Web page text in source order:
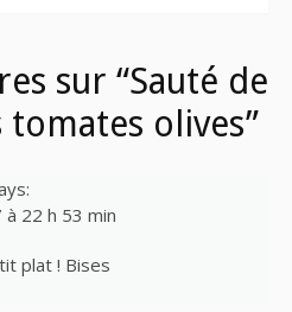
sur “Sauté de
olives”
22 h 53 min
plat ! Bises